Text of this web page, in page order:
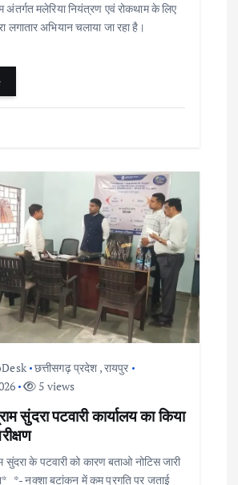
अंतर्गत मलेरिया नियंत्रण एवं रोकथाम के लिए
लगातार अभियान चलाया जा रहा है।
छत्तीसगढ़ प्रदेश ,रायपुर
5 views
सुंदरा पटवारी कार्यालय का किया
के पटवारी को कारण बताओ नोटिस जारी
*- नक्शा बटांकन में कम प्रगति पर जताई